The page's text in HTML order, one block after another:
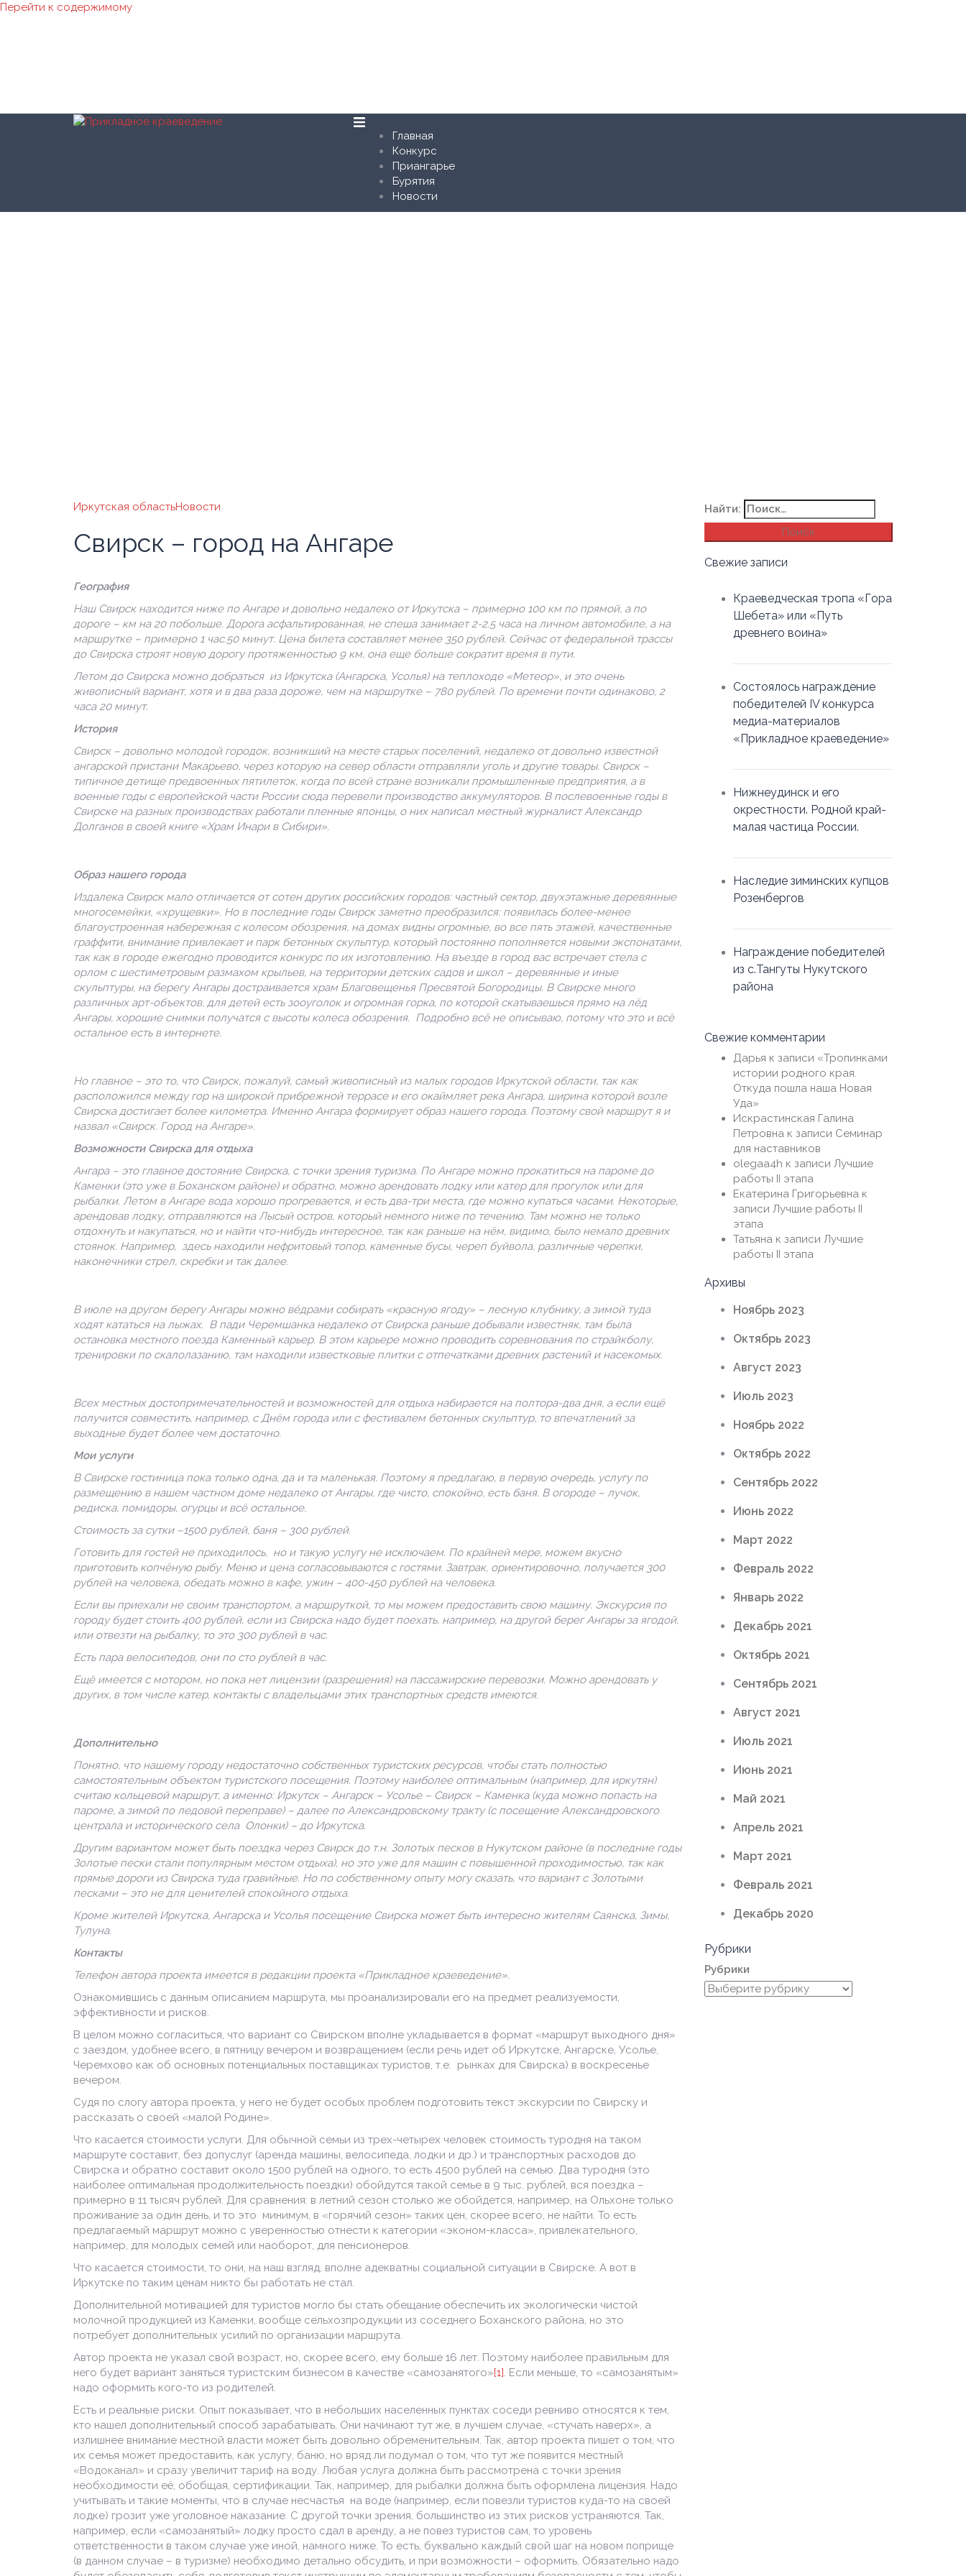
Перейти к содержимому
Главная
Конкурс
Приангарье
Бурятия
Новости
Иркутская областьНовости
Свирск – город на Ангаре
География
Наш Свирск находится ниже по Ангаре и довольно недалеко от Иркутска – примерно 100 км по прямой, а по
дороге – км на 20 побольше. Дорога асфальтированная, не спеша занимает 2-2.5 часа на личном автомобиле, а на
маршрутке – примерно 1 час.50 минут. Цена билета составляет менее 350 рублей. Сейчас от федеральной трассы
до Свирска строят новую дорогу протяженностью 9 км, она еще больше сократит время в пути.
Летом до Свирска можно добраться из Иркутска (Ангарска, Усолья) на теплоходе «Метеор», и это очень
живописный вариант, хотя и в два раза дороже, чем на маршрутке – 780 рублей. По времени почти одинаково, 2
часа 20 минут.
История
Свирск – довольно молодой городок, возникший на месте старых поселений, недалеко от довольно известной
ангарской пристани Макарьево, через которую на север области отправляли уголь и другие товары. Свирск –
типичное детище предвоенных пятилеток, когда по всей стране возникали промышленные предприятия, а в
военные годы с европейской части России сюда перевели производство аккумуляторов. В послевоенные годы в
Свирске на разных производствах работали пленные японцы, о них написал местный журналист Александр
Долганов в своей книге «Храм Инари в Сибири».
Образ нашего города
Издалека Свирск мало отличается от сотен других российских городов: частный сектор, двухэтажные деревянные
многосемейки, «хрущевки». Но в последние годы Свирск заметно преобразился: появилась более-менее
благоустроенная набережная с колесом обозрения, на домах видны огромные, во все пять этажей, качественные
граффити, внимание привлекает и парк бетонных скульптур, который постоянно пополняется новыми экспонатами,
так как в городе ежегодно проводится конкурс по их изготовлению. На въезде в город вас встречает стела с
орлом с шестиметровым размахом крыльев, на территории детских садов и школ – деревянные и иные
скульптуры, на берегу Ангары достраивается храм Благовещенья Пресвятой Богородицы. В Свирске много
различных арт-объектов, для детей есть зооуголок и огромная горка, по которой скатываешься прямо на лёд
Ангары, хорошие снимки получатся с высоты колеса обозрения. Подробно всё не описываю, потому что это и всё
остальное есть в интернете.
Но главное – это то, что Свирск, пожалуй, самый живописный из малых городов Иркутской области, так как
расположился между гор на широкой прибрежной террасе и его окаймляет река Ангара, ширина которой возле
Свирска достигает более километра. Именно Ангара формирует образ нашего города. Поэтому свой маршрут я и
назвал «Свирск. Город на Ангаре».
Возможности Свирска для отдыха
Ангара – это главное достояние Свирска, с точки зрения туризма. По Ангаре можно прокатиться на пароме до
Каменки (это уже в Боханском районе) и обратно, можно арендовать лодку или катер для прогулок или для
рыбалки. Летом в Ангаре вода хорошо прогревается, и есть два-три места, где можно купаться часами. Некоторые,
арендовав лодку, отправляются на Лысый остров, который немного ниже по течению. Там можно не только
отдохнуть и накупаться, но и найти что-нибудь интересное, так как раньше на нём, видимо, было немало древних
стоянок. Например, здесь находили нефритовый топор, каменные бусы, череп буйвола, различные черепки,
наконечники стрел, скребки и так далее.
В июле на другом берегу Ангары можно вёдрами собирать «красную ягоду» – лесную клубнику, а зимой туда
ходят кататься на лыжах. В пади Черемшанка недалеко от Свирска раньше добывали известняк, там была
остановка местного поезда Каменный карьер. В этом карьере можно проводить соревнования по страйкболу,
тренировки по скалолазанию, там находили известковые плитки с отпечатками древних растений и насекомых.
Всех местных достопримечательностей и возможностей для отдыха набирается на полтора-два дня, а если ещё
получится совместить, например, с Днём города или с фестивалем бетонных скульптур, то впечатлений за
выходные будет более чем достаточно.
Мои услуги
В Свирске гостиница пока только одна, да и та маленькая. Поэтому я предлагаю, в первую очередь, услугу по
размещению в нашем частном доме недалеко от Ангары, где чисто, спокойно, есть баня. В огороде – лучок,
редиска, помидоры, огурцы и всё остальное.
Стоимость за сутки –1500 рублей, баня – 300 рублей.
Готовить для гостей не приходилось, но и такую услугу не исключаем. По крайней мере, можем вкусно
приготовить копчёную рыбу. Меню и цена согласовываются с гостями. Завтрак, ориентировочно, получается 300
рублей на человека, обедать можно в кафе, ужин – 400-450 рублей на человека.
Если вы приехали не своим транспортом, а маршруткой, то мы можем предоставить свою машину. Экскурсия по
городу будет стоить 400 рублей, если из Свирска надо будет поехать, например, на другой берег Ангары за ягодой,
или отвезти на рыбалку, то это 300 рублей в час.
Есть пара велосипедов, они по сто рублей в час.
Ещё имеется с мотором, но пока нет лицензии (разрешения) на пассажирские перевозки. Можно арендовать у
других, в том числе катер, контакты с владельцами этих транспортных средств имеются.
Дополнительно
Понятно, что нашему городу недостаточно собственных туристских ресурсов, чтобы стать полностью
самостоятельным объектом туристского посещения. Поэтому наиболее оптимальным (например, для иркутян)
считаю кольцевой маршрут, а именно: Иркутск – Ангарск – Усолье – Свирск – Каменка (куда можно попасть на
пароме, а зимой по ледовой переправе) – далее по Александровскому тракту (с посещение Александровского
централа и исторического села Олонки) – до Иркутска.
Другим вариантом может быть поездка через Свирск до т.н. Золотых песков в Нукутском районе (в последние годы
Золотые пески стали популярным местом отдыха), но это уже для машин с повышенной проходимостью, так как
прямые дороги из Свирска туда гравийные. Но по собственному опыту могу сказать, что вариант с Золотыми
песками – это не для ценителей спокойного отдыха.
Кроме жителей Иркутска, Ангарска и Усолья посещение Свирска может быть интересно жителям Саянска, Зимы,
Тулуна.
Контакты
Телефон автора проекта имеется в редакции проекта «Прикладное краеведение».
Ознакомившись с данным описанием маршрута, мы проанализировали его на предмет реализуемости,
эффективности и рисков.
В целом можно согласиться, что вариант со Свирском вполне укладывается в формат «маршрут выходного дня»
с заездом, удобнее всего, в пятницу вечером и возвращением (если речь идет об Иркутске, Ангарске, Усолье,
Черемхово как об основных потенциальных поставщиках туристов, т.е. рынках для Свирска) в воскресенье
вечером.
Судя по слогу автора проекта, у него не будет особых проблем подготовить текст экскурсии по Свирску и
рассказать о своей «малой Родине».
Что касается стоимости услуги. Для обычной семьи из трех-четырех человек стоимость туродня на таком
маршруте составит, без допуслуг (аренда машины, велосипеда, лодки и др.) и транспортных расходов до
Свирска и обратно составит около 1500 рублей на одного, то есть 4500 рублей на семью. Два туродня (это
наиболее оптимальная продолжительность поездки) обойдутся такой семье в 9 тыс. рублей, вся поездка –
примерно в 11 тысяч рублей. Для сравнения: в летний сезон столько же обойдется, например, на Ольхоне только
проживание за один день, и то это минимум, в «горячий сезон» таких цен, скорее всего, не найти. То есть
предлагаемый маршрут можно с уверенностью отнести к категории «эконом-класса», привлекательного,
например, для молодых семей или наоборот, для пенсионеров.
Что касается стоимости, то они, на наш взгляд, вполне адекватны социальной ситуации в Свирске. А вот в
Иркутске по таким ценам никто бы работать не стал.
Дополнительной мотивацией для туристов могло бы стать обещание обеспечить их экологически чистой
молочной продукцией из Каменки, вообще сельхозпродукции из соседнего Боханского района, но это
потребует дополнительных усилий по организации маршрута.
Автор проекта не указал свой возраст, но, скорее всего, ему больше 16 лет. Поэтому наиболее правильным для
него будет вариант заняться туристским бизнесом в качестве «самозанятого»[1]. Если меньше, то «самозанятым»
надо оформить кого-то из родителей.
Есть и реальные риски. Опыт показывает, что в небольших населенных пунктах соседи ревниво относятся к тем,
кто нашел дополнительный способ зарабатывать. Они начинают тут же, в лучшем случае, «стучать наверх», а
излишнее внимание местной власти может быть довольно обременительным. Так, автор проекта пишет о том, что
их семья может предоставить, как услугу, баню, но вряд ли подумал о том, что тут же появится местный
«Водоканал» и сразу увеличит тариф на воду. Любая услуга должна быть рассмотрена с точки зрения
необходимости её, обобщая, сертификации. Так, например, для рыбалки должна быть оформлена лицензия. Надо
учитывать и такие моменты, что в случае несчастья на воде (например, если повезли туристов куда-то на своей
лодке) грозит уже уголовное наказание. С другой точки зрения, большинство из этих рисков устраняются. Так,
например, если «самозанятый» лодку просто сдал в аренду, а не повез туристов сам, то уровень
ответственности в таком случае уже иной, намного ниже. То есть, буквально каждый свой шаг на новом поприще
(в данном случае – в туризме) необходимо детально обсудить, и при возможности – оформить. Обязательно надо
Найти:
Свежие записи
Краеведческая тропа «Гора
Шебета» или «Путь
древнего воина»
Состоялось награждение
победителей IV конкурса
медиа-материалов
«Прикладное краеведение»
Нижнеудинск и его
окрестности. Родной край-
малая частица России.
Наследие зиминских купцов
Розенбергов
Награждение победителей
из с.Тангуты Нукутского
района
Свежие комментарии
Дарья к записи «Тропинками
истории родного края.
Откуда пошла наша Новая
Уда»
Искрастинская Галина
Петровнак записи Семинар
для наставников
olegaa4h к записи Лучшие
работы II этапа
Екатерина Григорьевнак
записи Лучшие работы II
этапа
Татьянак записи Лучшие
работы II этапа
Архивы
Ноябрь 2023
Октябрь 2023
Август 2023
Июль 2023
Ноябрь 2022
Октябрь 2022
Сентябрь 2022
Июнь 2022
Март 2022
Февраль 2022
Январь 2022
Декабрь 2021
Октябрь 2021
Сентябрь 2021
Август 2021
Июль 2021
Июнь 2021
Май 2021
Апрель 2021
Март 2021
Февраль 2021
Декабрь 2020
Рубрики
Рубрики